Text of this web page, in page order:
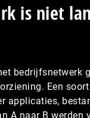
is niet
bedrijfsnetwerk
Een
applicaties,
A naar B werden